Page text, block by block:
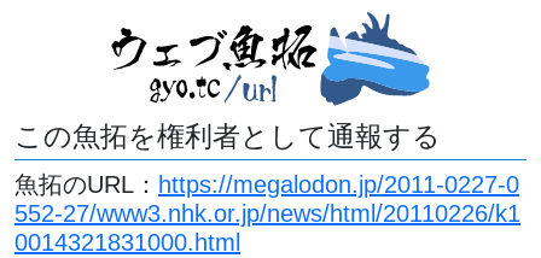
この魚拓を権利者として通報する
魚拓のURL： https://megalodon.jp/2011-0227-0
552-27/www3.nhk.or.jp/news/html/20110226/k1
0014321831000.html